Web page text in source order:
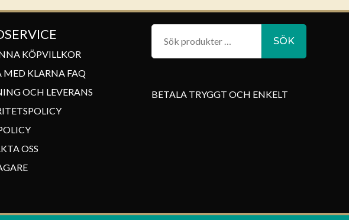
KÖPVILLKOR
MED KLARNA FAQ
OCH LEVERANS
OSS
SÖK
BETALA TRYGGT OCH ENKELT